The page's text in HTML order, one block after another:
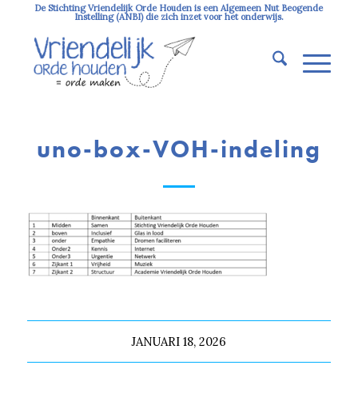
De Stichting Vriendelijk Orde Houden is een Algemeen Nut Beogende
Instelling (ANBI) die zich inzet voor het onderwijs.
uno-box-VOH-indeling
JANUARI 18, 2026